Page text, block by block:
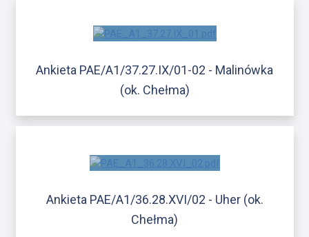
Ankieta PAE/A1/37.27.IX/01-02 - Malinówka
(ok. Chełma)
Ankieta PAE/A1/36.28.XVI/02 - Uher (ok.
Chełma)